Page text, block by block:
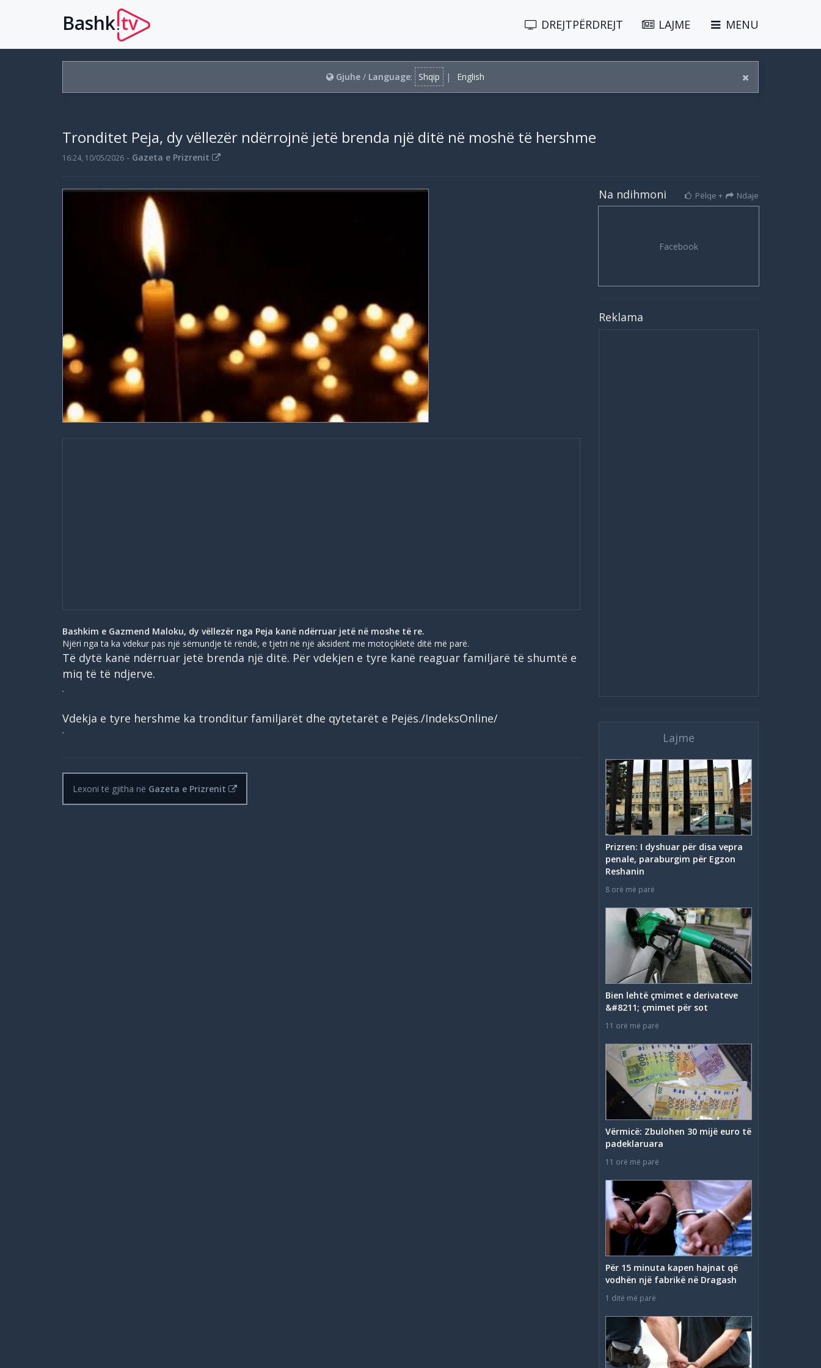
Bashk.tv DREJTPËRDREJT LAJME MENU
Gjuhe / Language: Shqip | English
Tronditet Peja, dy vëllezër ndërrojnë jetë brenda një ditë në moshë të hershme
16:24, 10/05/2026 - Gazeta e Prizrenit
Bashkim e Gazmend Maloku, dy vëllezër nga Peja kanë ndërruar jetë në moshe të re.
Njëri nga ta ka vdekur pas një sëmundje të rëndë, e tjetri në një aksident me motoçikletë ditë më parë.
Të dytë kanë ndërruar jetë brenda një ditë. Për vdekjen e tyre kanë reaguar familjarë të shumtë e
miq të të ndjerve.
Vdekja e tyre hershme ka tronditur familjarët dhe qytetarët e Pejës./IndeksOnline/
Lexoni të gjitha në Gazeta e Prizrenit
Na ndihmoni Pëlqe + Ndaje
Reklama
Lajme
Prizren: I dyshuar për disa vepra
penale, paraburgim për Egzon
Reshanin
8 orë më parë
Bien lehtë çmimet e derivateve
&#8211; çmimet për sot
11 orë më parë
Vërmicë: Zbulohen 30 mijë euro të
padeklaruara
11 orë më parë
Për 15 minuta kapen hajnat që
vodhën një fabrikë në Dragash
1 ditë më parë